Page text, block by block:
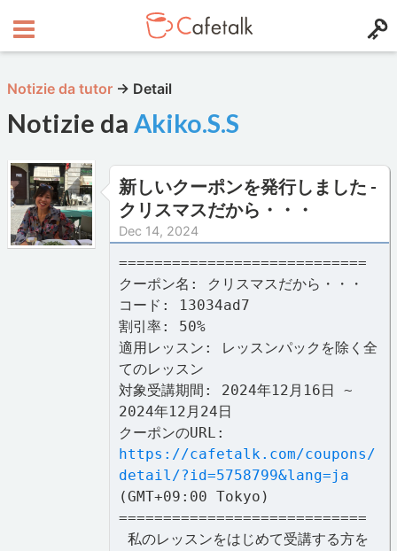
Notizie da tutor → Detail
Notizie da Akiko.S.S
新しいクーポンを発行しました -
クリスマスだから・・・
Dec 14, 2024
============================
クーポン名: クリスマスだから・・・
コード: 13034ad7
割引率: 50%
適用レッスン: レッスンパックを除く全
てのレッスン
対象受講期間: 2024年12月16日 ~
2024年12月24日
クーポンのURL:
https://cafetalk.com/coupons/
detail/?id=5758799&lang=ja
(GMT+09:00 Tokyo)
============================
私のレッスンをはじめて受講する方を